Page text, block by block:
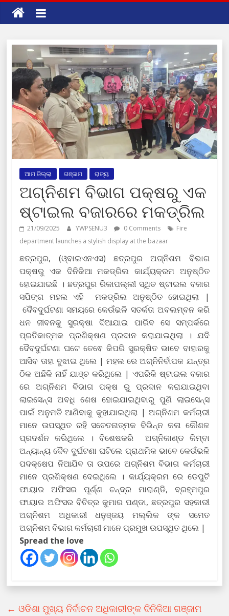
ଆମ ଜିଲ୍ଲା ଗଞ୍ଜାମ ରାଜ୍ୟ
ଅଗ୍ନିଶମ ବିଭାଗ ପକ୍ଷରୁ ଏକ
ଷ୍ଟାଇଲ ବଜାରରେ ମକଡ୍ରିଲ
21/09/2025 YWPSENU3 0 Comments
Fire
department launches a stylish display at the bazaar
ଛତ୍ରପୁର, (ଓ୍ବାଇଏନଏସ) ଛତ୍ରପୁର ଅଗ୍ନିଶମ ବିଭାଗ
ପକ୍ଷରୁ ଏକ ଦିନିକିଆ ମକଡ୍ରିଲ କାର୍ଯ୍ୟକ୍ରମ ଅନୁଷ୍ଠିତ
ହୋଇଯାଇଛି । ଛତ୍ରପୁର ରିକାପଲ୍ଲୀ ସ୍ଥିତ ଷ୍ଟାଇଲ ବଜାର
ସପିଙ୍ଗ ମହଲ ଏହି ମକଡ୍ରିଲ ଅନୁଷ୍ଠିତ ହୋଇଥିଲା |
ଦୈବଦୁର୍ଘଟଣା ସମୟରେ କେଉଁଭଳି ସତର୍କତା ଅବଲମ୍ବନ କରି
ଧନ ଜୀବନକୁ ସୁରକ୍ଷା ଦିଆଯାଇ ପାରିବ ସେ ସମ୍ପର୍କରେ
ପ୍ରତିକାତ୍ମକ ପ୍ରଶିକ୍ଷଣ ପ୍ରଦାନ କରାଯାଇଥିଲା । ଯଦି
ଦୈବଦୁର୍ଘଟଣା ଘଟେ ତେଵେ କିପରି ସୁରକ୍ଷିତ ଭାବେ ବାହାରକୁ
ଆସିବ ତାହା ବୁଝାଇ ଥିଲେ | ମହଲ ରେ ଅଗ୍ନିନିର୍ବାପକ ଯନ୍ତ୍ର
ଠିକ ଅଛିକି ନାହିଁ ଯାଞ୍ଚ କରିଥିଲେ | ଏପରିକି ଷ୍ଟାଇଲ ବଜାର
ରେ ଅଗ୍ନିଶମ ବିଭାଗ ପକ୍ଷ ରୁ ପ୍ରଦାନ କରାଯାଇଥିବା
ଲାଇସେନ୍ସ ଅବଧି ଶେଷ ହୋଇଯାଇଥିବାରୁ ପୁଣି ଲାଇସେନ୍ସ
ପାଇଁ ଅନୁମତି ଆଣିବାକୁ କୁହାଯାଇଥିଲା | ଅଗ୍ନିଶମ କର୍ମଚାରୀ
ମାନେ ଉପସ୍ଥିତ ରହି ସଚେତନାତ୍ମକ ବିଭିନ୍ନ କଳା କୌଶଳ
ପ୍ରଦର୍ଶନ କରିଥିଲେ । ବିଶେଷକରି ଅଗ୍ନିକାଣ୍ଡ କିମ୍ବା
ଅନ୍ୟାନ୍ୟ ଦୈବ ଦୁର୍ଘଟଣା ଘଟିଲେ ପ୍ରାଥମିକ ଭାବେ କେଉଁଭଳି
ପଦକ୍ଷେପ ନିଆଯିବ ତା ଉପରେ ଅଗ୍ନିଶମ ବିଭାଗ କର୍ମଚାରୀ
ମାନେ ପ୍ରଶିକ୍ଷଣ ଦେଇଥିଲେ । କାର୍ଯ୍ୟକ୍ରମ ରେ ଡେପୁଟି
ଫାୟାର ଅଫିସର ପୂର୍ଣ୍ଣ ଚନ୍ଦ୍ର ମାରାଣ୍ଡି, ବ୍ରହ୍ମପୁର
ଫାୟାର ଅଫିସର ବିଚିତ୍ର କୁମାର ପଣ୍ଡା, ଛତ୍ରପୁର ସହକାରୀ
ଅଗ୍ନିଶମ ଅଧିକାରୀ ଧନୁଞ୍ଜୟ ମଲ୍ଲିକ ଙ୍କ ସମେତ
ଅଗ୍ନିଶମ ବିଭାଗ କର୍ମଚାରୀ ମାନେ ପ୍ରମୁଖ ଉପସ୍ଥିତ ଥିଲେ |
Spread the love
← ଓଡିଶା ମୁଖ୍ୟ ନିର୍ବାଚନ ଅଧିକାରୀଙ୍କ ଦିନିକିଆ ଗଞ୍ଜାମ